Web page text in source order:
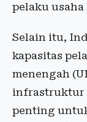
pelaku usaha
Selain itu,
kapasitas
menengah
infrastruktur
penting